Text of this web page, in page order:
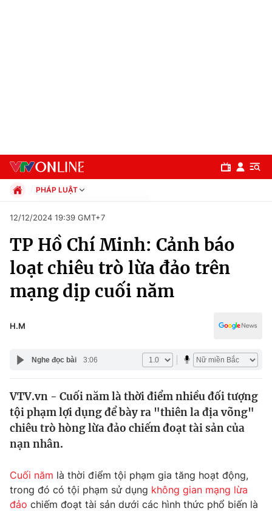
Chuyên mục
Chính trị
Thế giới
Tin tức
Thế giới đó đây
Câu chuyện quốc tế
Kinh tế
Tài chính
Thị trường
Dữ liệu và đời sống
PHÁP LUẬT
Xã hội
Pháp luật
Thể thao
Truyền hình
Văn hóa - Giải trí
Giáo dục
12/12/2024 19:39 GMT+7
TP Hồ Chí Minh: Cảnh báo
loạt chiêu trò lừa đảo trên
mạng dịp cuối năm
H.M
Nghe đọc bài 3:06
VTV.vn - Cuối năm là thời điểm nhiều đối tượng
tội phạm lợi dụng để bày ra "thiên la địa võng"
chiêu trò hòng lừa đảo chiếm đoạt tài sản của
nạn nhân.
Cuối năm là thời điểm tội phạm gia tăng hoạt động,
trong đó có tội phạm sử dụng không gian mạng lừa
đảo chiếm đoạt tài sản dưới các hình thức phổ biến là